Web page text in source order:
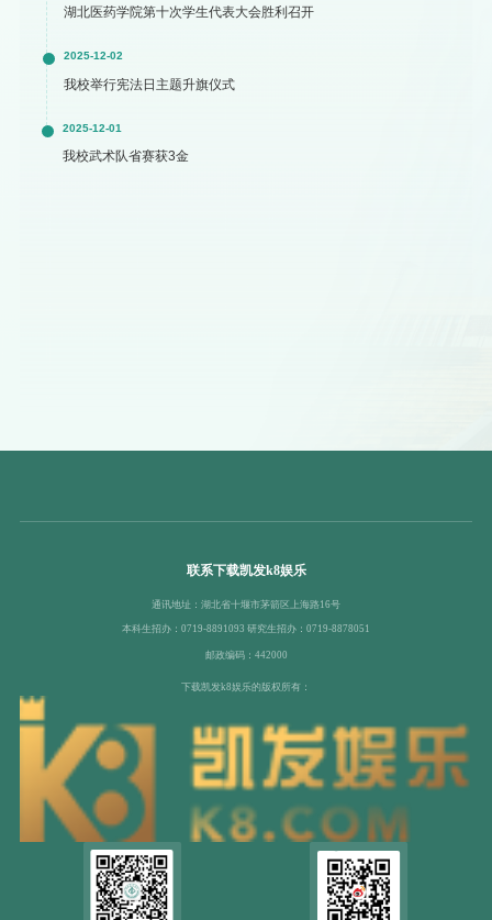
湖北医药学院第十次学生代表大会胜利召开
2025-12-02
我校举行宪法日主题升旗仪式
2025-12-01
我校武术队省赛获3金
联系下载凯发k8娱乐
通讯地址：湖北省十堰市茅箭区上海路16号
本科生招办：0719-8891093 研究生招办：0719-8878051
邮政编码：442000
下载凯发k8娱乐的版权所有：